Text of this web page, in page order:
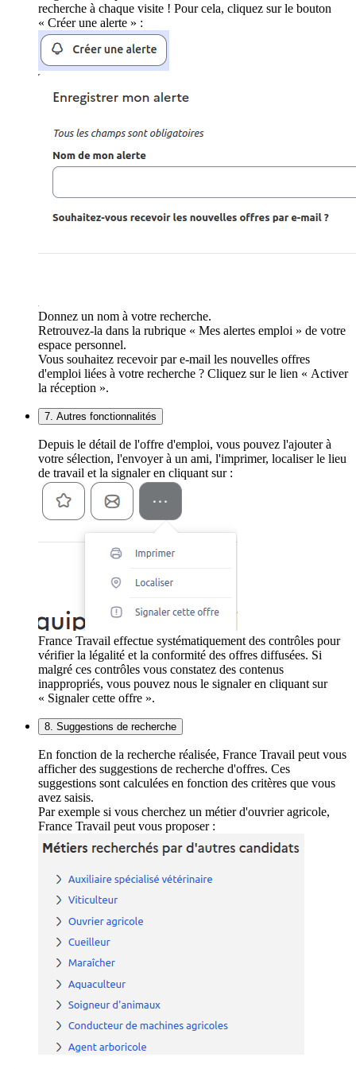
recherche à chaque visite ! Pour cela, cliquez sur le bouton
« Créer une alerte » :
Donnez un nom à votre recherche.
Retrouvez-la dans la rubrique « Mes alertes emploi » de votre
espace personnel.
Vous souhaitez recevoir par e-mail les nouvelles offres
d'emploi liées à votre recherche ? Cliquez sur le lien « Activer
la réception ».
7. Autres fonctionnalités
Depuis le détail de l'offre d'emploi, vous pouvez l'ajouter à
votre sélection, l'envoyer à un ami, l'imprimer, localiser le lieu
de travail et la signaler en cliquant sur :
France Travail effectue systématiquement des contrôles pour
vérifier la légalité et la conformité des offres diffusées. Si
malgré ces contrôles vous constatez des contenus
inappropriés, vous pouvez nous le signaler en cliquant sur
« Signaler cette offre ».
8. Suggestions de recherche
En fonction de la recherche réalisée, France Travail peut vous
afficher des suggestions de recherche d'offres. Ces
suggestions sont calculées en fonction des critères que vous
avez saisis.
Par exemple si vous cherchez un métier d'ouvrier agricole,
France Travail peut vous proposer :